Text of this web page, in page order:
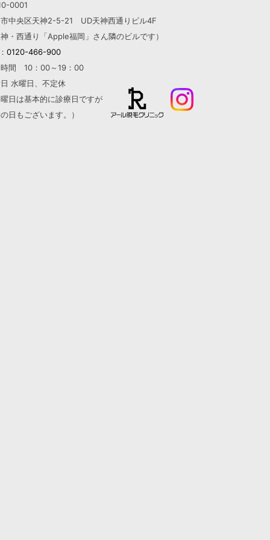
0001
中央区天神2-5-21 UD天神西通りビル4F
神・西通り「Apple福岡」さん隣のビルです）
0120-466-900
時間 10：00～19：00
水曜日、不定休
曜日は基本的に診療日ですが
日もございます。）